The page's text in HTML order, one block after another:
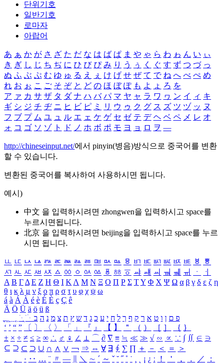
단위기호
일반기호
로마자
아랍어
あ ぁ か が さ ざ た だ な は ば ぱ ま や ゃ ら わ ゎ ん い ぃ
き ぎ し じ ち ぢ に ひ び ぴ み り う ぅ く ぐ す ず つ づ っ
ぬ ふ ぶ ぷ む ゆ ゅ る え ぇ け げ せ ぜ て で ね へ べ ぺ め
れ お ぉ こ ご そ ぞ と ど の ほ ぼ ぽ も よ ょ ろ を
ア ァ カ サ ザ タ ダ ナ ハ バ パ マ ヤ ャ ラ ワ ヮ ン イ ィ キ
ギ シ ジ チ ヂ ニ ヒ ビ ピ ミ リ ウ ゥ ク グ ス ズ ツ ヅ ッ ヌ
フ ブ プ ム ユ ュ ル エ ェ ケ ゲ セ ゼ テ デ ヘ ベ ペ メ レ オ
ォ コ ゴ ソ ゾ ト ド ノ ホ ボ ポ モ ヨ ョ ロ ヲ ―
http://chineseinput.net/에서 pinyin(병음)방식으로 중국어를 변환
할 수 있습니다.
변환된 중국어를 복사하여 사용하시면 됩니다.
예시)
中文 을 입력하시려면 zhongwen을 입력하시고 space를
누르시면됩니다.
北京 을 입력하시려면 beijing을 입력하시고 space를 누르
시면 됩니다.
ㅥ ㅦ ㅧ ㅨ ㅩ ㅪ ㅫ ㅬ ㅭ ㅮ ㅯ ㅰ ㅱ ㅲ ㅳ ㅴ ㅵ ㅶ ㅷ ㅸ
ㅹ
ㅺ ㅻ ㅼ ㅽ ㅾ ㅿ ㆀ ㆁ ㆂ ㆃ ㆄ ㆅ ㆆ ㆇ ㆈ ㆉ ㆊ ㆋ ㆌ ㆍ
ㆎ
Α Β ΓΔ Ε Ζ Η Θ Ι ΚΛ Μ Ν Ξ Ο Π Ρ Σ ΤΥ Φ Χ Ψ Ω α β γ δ ε ζ η
θ ι κ λ μ ν ξ ο π ρ σ τ υ φ χ ψ ω
á à Á À é è É È ç Ç ê
Ä Ö Ü ä ö ü ß
ִֶֹ ֻּ ׁׂ פ ם ן ו ט א ר ק ף ך ל ח י ע כ ג ד ש ץ ת צ מ נ ה ב
‘ ’ “ ” 〔 〕 〈 〉 「 」 『 』 【 】 ＂ （ ） ［ ］ ｛ ｝
± × ÷ ≠ ≤ ≥ ∞ ∴ ♂ ♀ ∠ ⊥ ⌒ ∂ ∇ ≡ ≒ ≪ ≫ √ ∽ ∝ ∵ ∫ ∬ ∈ ∋
⊆ ⊇ ⊂ ⊃ ∪ ∩ ∧ ∨ ￢ ⇒ ⇔ ∀ ∃ ∮ ∑ ∏ ＋ － ＜ ＝
＞
、
。 · ‥ … ¨ 〃 ― ＼ ∼ ´ ～ ˇ ˘ ˝ ˚ ˙ ¸ ¡ ¿ ː ！ ＇ ， ． ／
：